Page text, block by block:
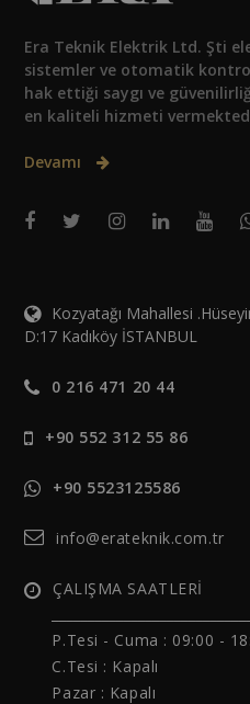
Era Teknik Elektrik Ltd. Şti
sistemler ve otomatik
hak ettiği saygı ve
en kaliteli hizmeti
Devamı
Kozyatağı Mahallesi
D:17 Kadıköy İSTANBUL
0 216 471 20 44
+90 552 312 55 86
+90 5523125586
info@erateknik.com.tr
ÇALIŞMA SAATLERİ
P.Tesi - Cuma : 09:00 -
C.Tesi : Kapalı
Pazar : Kapalı